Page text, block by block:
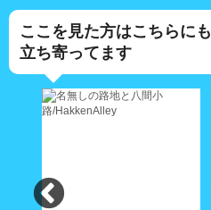
ここを見た方はこちらにも
立ち寄ってます